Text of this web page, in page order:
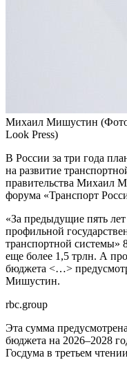
Михаил Мишустин
Look Press)
В России за три года
на развитие
правительства Михаил
форума «Транспорт
«За предыдущие пять
профильной
транспортной системы»
еще более 1,5 трлн. А
бюджета <…>
Мишустин.
rbc.group
Эта сумма
бюджета на 2026–2028
Госдума в третьем